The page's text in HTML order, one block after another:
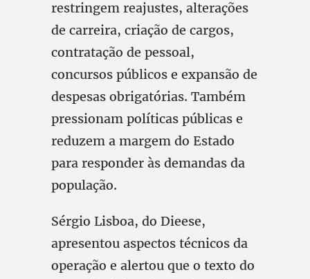
restringem reajustes, alterações
de carreira, criação de cargos,
contratação de pessoal,
concursos públicos e expansão de
despesas obrigatórias. Também
pressionam políticas públicas e
reduzem a margem do Estado
para responder às demandas da
população.
Sérgio Lisboa, do Dieese,
apresentou aspectos técnicos da
operação e alertou que o texto do